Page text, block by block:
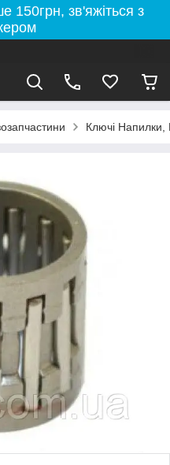
зв'яжіться з
Ключі Напилки,